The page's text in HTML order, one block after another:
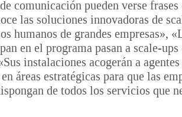
comunicación pueden verse
las soluciones innovadoras de
humanos de grandes empresas»,
en el programa pasan a scale-ups
instalaciones acogerán a agentes
áreas estratégicas para que las
de todos los servicios que